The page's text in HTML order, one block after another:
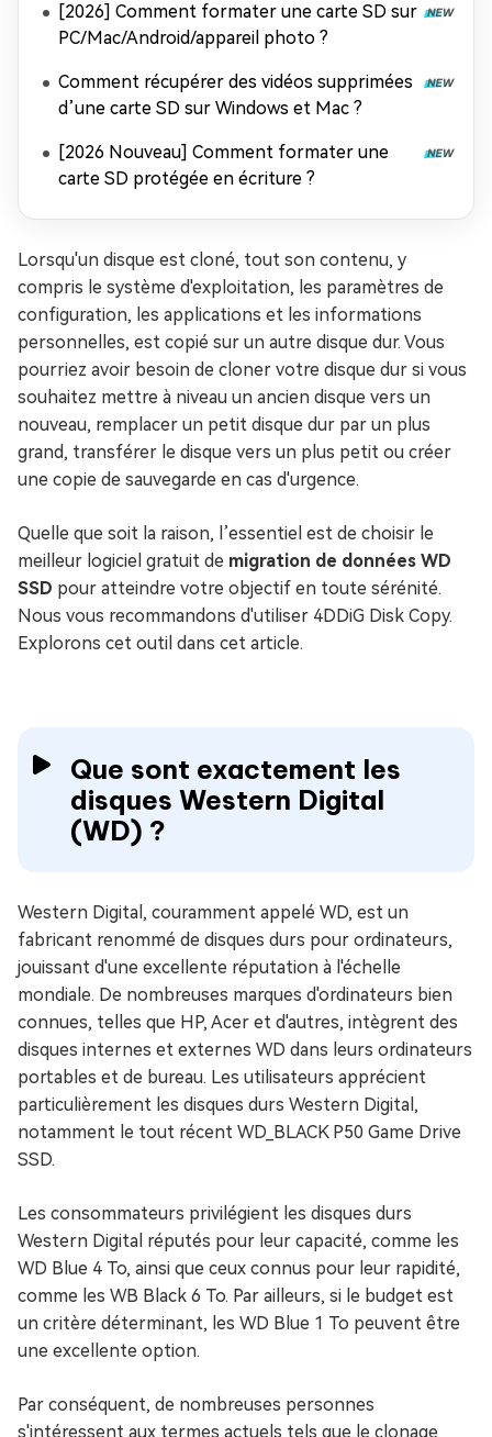
[2026] Comment formater une carte SD sur
PC/Mac/Android/appareil photo ?
Comment récupérer des vidéos supprimées
d’une carte SD sur Windows et Mac ?
[2026 Nouveau] Comment formater une
carte SD protégée en écriture ?
Lorsqu'un disque est cloné, tout son contenu, y
compris le système d'exploitation, les paramètres de
configuration, les applications et les informations
personnelles, est copié sur un autre disque dur. Vous
pourriez avoir besoin de cloner votre disque dur si vous
souhaitez mettre à niveau un ancien disque vers un
nouveau, remplacer un petit disque dur par un plus
grand, transférer le disque vers un plus petit ou créer
une copie de sauvegarde en cas d'urgence.
Quelle que soit la raison, l’essentiel est de choisir le
meilleur logiciel gratuit de migration de données WD
SSD pour atteindre votre objectif en toute sérénité.
Nous vous recommandons d'utiliser 4DDiG Disk Copy.
Explorons cet outil dans cet article.
Que sont exactement les
disques Western Digital
(WD) ?
Western Digital, couramment appelé WD, est un
fabricant renommé de disques durs pour ordinateurs,
jouissant d'une excellente réputation à l'échelle
mondiale. De nombreuses marques d'ordinateurs bien
connues, telles que HP, Acer et d'autres, intègrent des
disques internes et externes WD dans leurs ordinateurs
portables et de bureau. Les utilisateurs apprécient
particulièrement les disques durs Western Digital,
notamment le tout récent WD_BLACK P50 Game Drive
SSD.
Les consommateurs privilégient les disques durs
Western Digital réputés pour leur capacité, comme les
WD Blue 4 To, ainsi que ceux connus pour leur rapidité,
comme les WB Black 6 To. Par ailleurs, si le budget est
un critère déterminant, les WD Blue 1 To peuvent être
une excellente option.
Par conséquent, de nombreuses personnes
s'intéressent aux termes actuels tels que le clonage